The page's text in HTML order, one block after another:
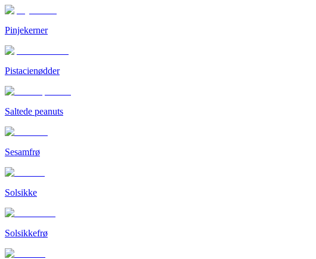
Pinjekerner
Pistacienødder
Saltede peanuts
Sesamfrø
Solsikke
Solsikkefrø